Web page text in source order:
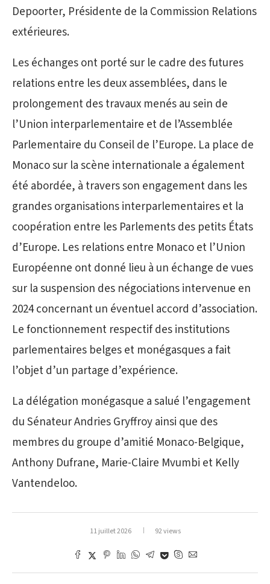
Depoorter, Présidente de la Commission Relations
extérieures.
Les échanges ont porté sur le cadre des futures
relations entre les deux assemblées, dans le
prolongement des travaux menés au sein de
l’Union interparlementaire et de l’Assemblée
Parlementaire du Conseil de l’Europe. La place de
Monaco sur la scène internationale a également
été abordée, à travers son engagement dans les
grandes organisations interparlementaires et la
coopération entre les Parlements des petits États
d’Europe. Les relations entre Monaco et l’Union
Européenne ont donné lieu à un échange de vues
sur la suspension des négociations intervenue en
2024 concernant un éventuel accord d’association.
Le fonctionnement respectif des institutions
parlementaires belges et monégasques a fait
l’objet d’un partage d’expérience.
La délégation monégasque a salué l’engagement
du Sénateur Andries Gryffroy ainsi que des
membres du groupe d’amitié Monaco-Belgique,
Anthony Dufrane, Marie-Claire Mvumbi et Kelly
Vantendeloo.
11 juillet 2026 92 views